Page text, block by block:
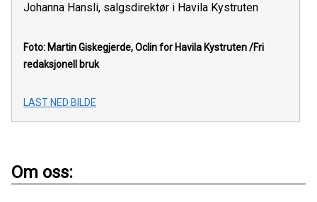
Johanna Hansli, salgsdirektør i Havila Kystruten
Foto: Martin Giskegjerde, Oclin for Havila Kystruten/Fri
redaksjonell bruk
LAST NED BILDE
Om oss: